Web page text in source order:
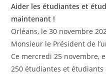
Aider les étudiantes et
maintenant !
Orléans, le 30 novembre
Monsieur le Président de
Ce mercredi 25 novembre,
250 étudiantes et